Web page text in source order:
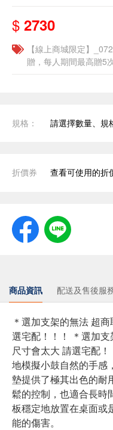
$ 2730
【線上商城限定】
贈，每人期間最高贈5
規格： 請選擇數量、規
折價券 查看可使用的折
商品資訊 配送及售後服
＊選加支架的無法 超
選宅配！！！ ＊選加
尺寸會太大 請選宅配
地模擬小鼓自然的手感
墊提供了極其出色的耐
鬆的控制，也適合長時
板穩定地放置在桌面或
能的傷害。